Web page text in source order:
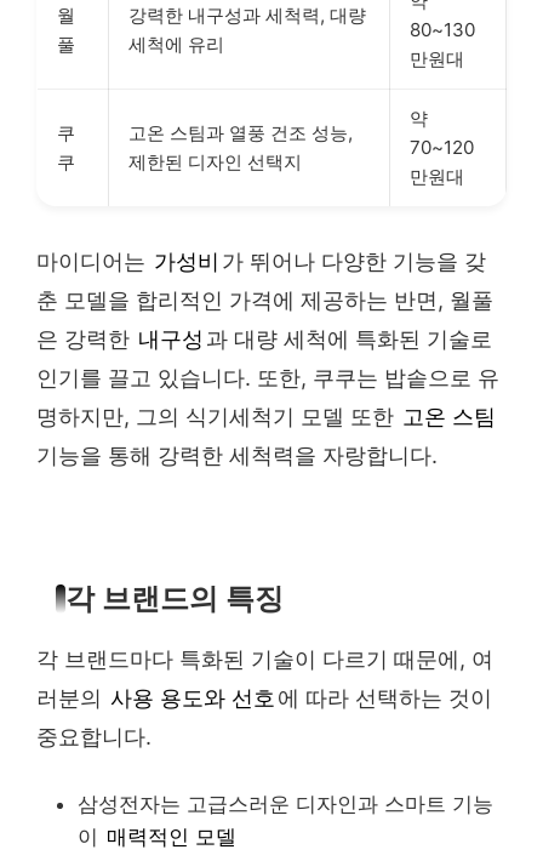
월
풀
강력한 내구성과 세척력, 대량
세척에 유리
80~130
만원대
쿠
쿠
고온 스팀과 열풍 건조 성능,
제한된 디자인 선택지
약
70~120
만원대
마이디어는 가성비 가 뛰어나 다양한 기능을 갖
춘 모델을 합리적인 가격에 제공하는 반면, 월풀
은 강력한 내구성 과 대량 세척에 특화된 기술로
인기를 끌고 있습니다. 또한, 쿠쿠는 밥솥으로 유
명하지만, 그의 식기세척기 모델 또한 고온 스팀
기능을 통해 강력한 세척력을 자랑합니다.
각 브랜드의 특징
각 브랜드마다 특화된 기술이 다르기 때문에, 여
러분의 사용 용도와 선호에 따라 선택하는 것이
중요합니다.
삼성전자는 고급스러운 디자인과 스마트 기능
이 매력적인 모델